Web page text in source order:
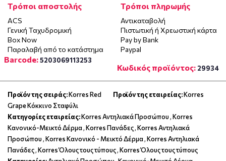
Τρόποι αποστολής
ACS
Γενική Ταχυδρομική
Box Now
Παραλαβή από το κατάστημα
Τρόποι πληρωμής
Αντικαταβολή
Πιστωτική ή Χρεωστική κάρτα
Pay by Bank
Paypal
Barcode:5203069113253
Κωδικός προϊόντος: 29934
Προϊόν της σειράς:Korres Red
Grape Κόκκινο Σταφύλι
Προϊόν της εταιρείας:Korres
Κατηγορίες εταιρείας:Korres Αντηλιακά Προσώπου,Korres
Κανονικό-Μεικτό Δέρμα,Korres Πανάδες,Korres Αντηλιακά
Προσώπου,Korres Κανονικό - Μεικτό Δέρμα,Korres Αντηλιακά
Πανάδες,Korres Όλους τους τύπους,Korres Όλους τους τύπους